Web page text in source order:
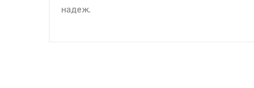
надеж.